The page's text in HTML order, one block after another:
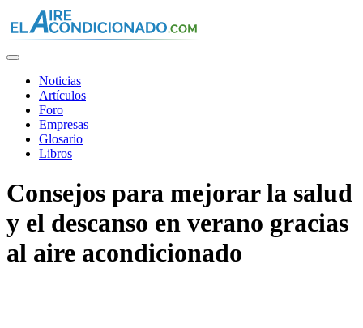
al
contenido
principal
Noticias
Artículos
Foro
Empresas
Glosario
Libros
Consejos para mejorar la salud
y el descanso en verano gracias
al aire acondicionado